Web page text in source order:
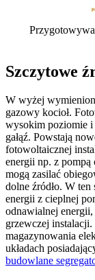
Szczytowe
W wyżej
gazowy kocioł.
wysokim poziomie i
gałąź. Powstają
fotowoltaicznej
energii np. z
mogą zasilać
dolne źródło. W
energii z cieplnej
odnawialnej energii,
grzewczej
magazynowania
układach
budowlane